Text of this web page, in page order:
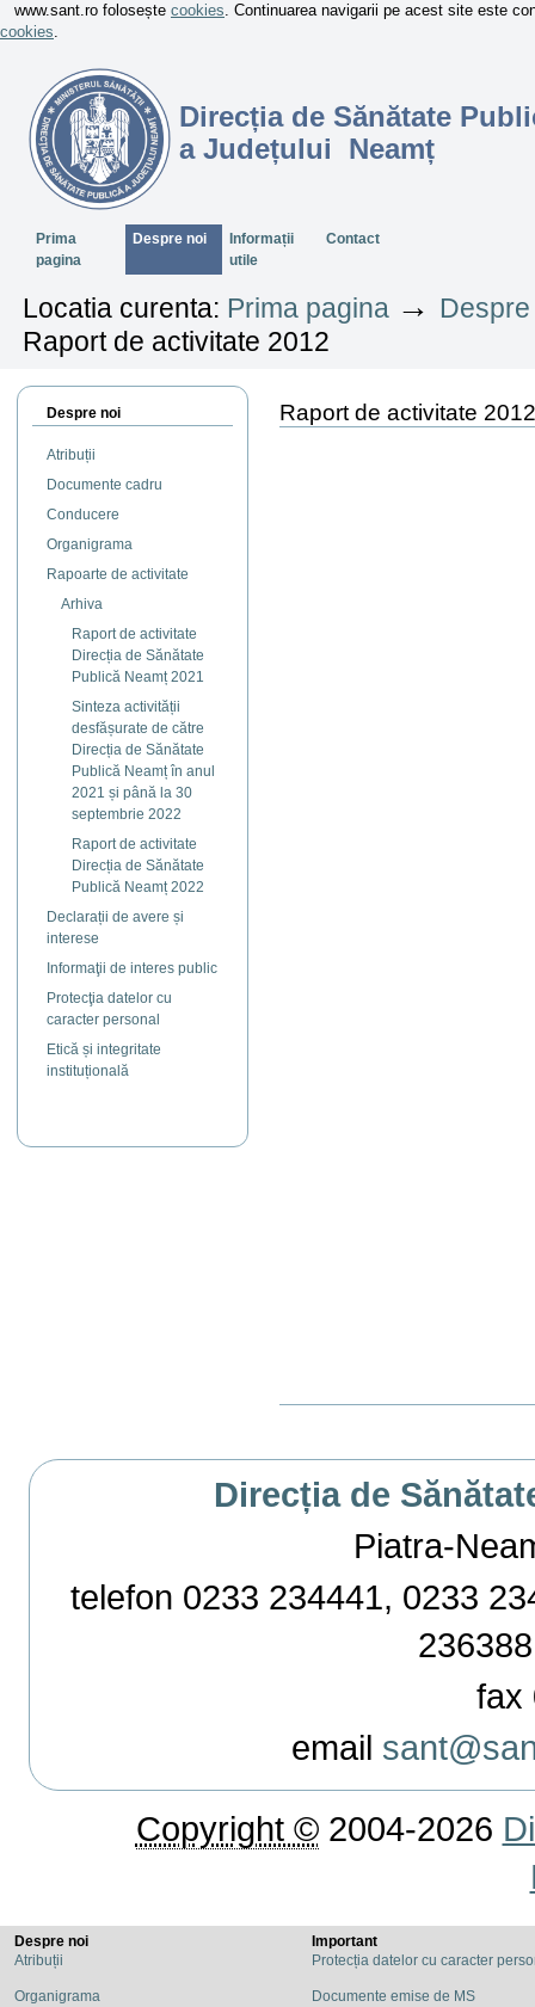
www.sant.ro folosește cookies. Continuarea navigarii pe acest site este
cookies.
Direcția de Sănătate
a Județului Neamț
SectiuniPrima
pagina
Despre noi
Informații
utile
Contact
Locatia curenta: Prima pagina →
Raport de activitate 2012
Despre noi
Atribuții
Documente cadru
Conducere
Organigrama
Rapoarte de activitate
Arhiva
Raport de activitate
Direcția de Sănătate
Publică Neamț 2021
Sinteza activității
desfășurate de către
Direcția de Sănătate
Publică Neamț în anul
2021 și până la 30
septembrie 2022
Raport de activitate
Direcția de Sănătate
Publică Neamț 2022
Declarații de avere și
interese
Informaţii de interes public
Protecţia datelor cu
caracter personal
Etică și integritate
instituțională
Raport de activitate 2012
Direcția de
Piatra-
telefon 0233 234441, 0233
fax
email
Copyright ©2004-2026
Despre noi
Atribuții
Organigrama
Important
Protecția datelor cu caracter
Documente emise de MS